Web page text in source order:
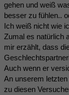
gehen und weiß
besser zu fühlen..
Ich weiß nicht wie
Zumal es natürlich
mir erzählt, dass
Auch wenn er
An unserem
zu diesen